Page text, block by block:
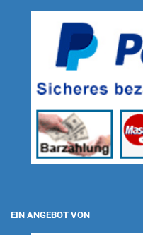
EIN ANGEBOT VON